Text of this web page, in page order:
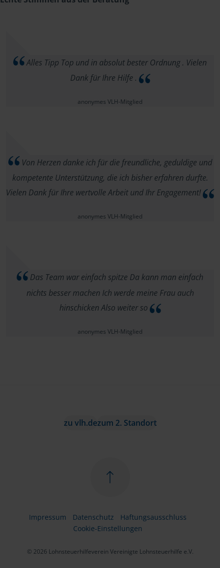
Alles Tipp Top und in absolut bester Ordnung . Vielen
Dank für Ihre Hilfe .
anonymes VLH-Mitglied
Von Herzen danke ich für die freundliche, geduldige und
kompetente Unterstützung, die ich bisher erfahren durfte.
Vielen Dank für Ihre wertvolle Arbeit und Ihr Engagement!
anonymes VLH-Mitglied
Das Team war einfach spitze Da kann man einfach
nichts besser machen Ich werde meine Frau auch
hinschicken Also weiter so
anonymes VLH-Mitglied
zu vlh.dezum 2. Standort
Impressum Datenschutz
Haftungsausschluss
Cookie-Einstellungen
© 2026 Lohnsteuerhilfeverein Vereinigte Lohnsteuerhilfe e.V.